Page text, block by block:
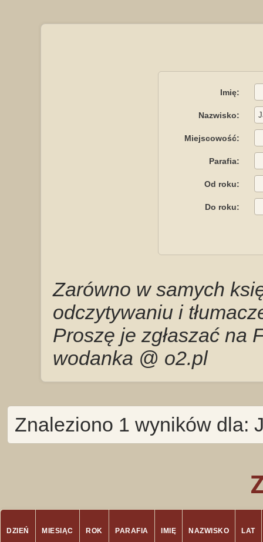
Imię:
Nazwisko:
Miejscowość:
Parafia:
Od roku:
Do roku:
Zarówno w samych
odczytywaniu i
Proszę je zgłaszać na
wodanka @ o2.pl
Znaleziono 1 wyników dla:
DZIEŃ MIESIĄC ROK PARAFIA IMIĘ NAZWISKO LAT